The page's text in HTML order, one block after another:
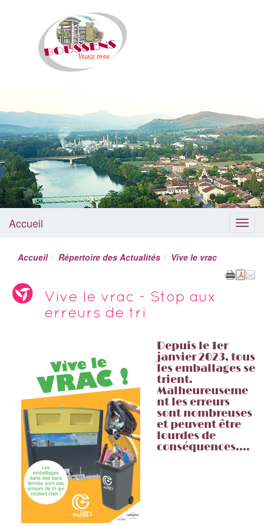
Boussens
Menu
Accueil
Accueil Répertoire des Actualités Vive le vrac
Vive le vrac - Stop aux
erreurs de tri
Depuis le 1er
janvier 2023, tous
les emballages se
trient.
Malheureuseme
nt les erreurs
sont nombreuses
et peuvent être
lourdes de
conséquences....